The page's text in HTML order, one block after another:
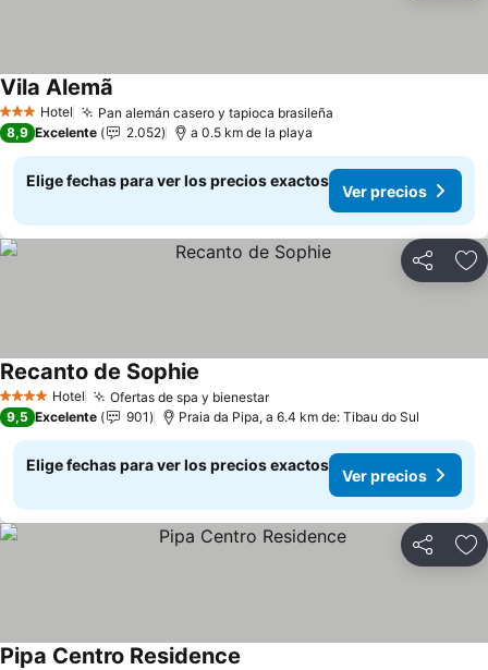
3 Estrellas
Hotel Pan alemán casero y tapioca brasileña
Vila Alemã
8,9 Excelente 2.052 a 0.5 km de la playa
Elige fechas para ver los precios exactos
Ver precios
Compartir
4 EstrellasHotel Ofertas de spa y bienestar
Recanto de Sophie
9,5 Excelente 901 Praia da Pipa, a 6.4 km de: Tibau do Sul
Elige fechas para ver los precios exactos
Ver precios
Compartir
Pipa Centro Residence